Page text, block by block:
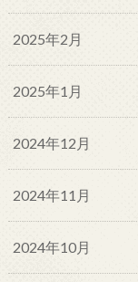
2025年2月
2025年1月
2024年12月
2024年11月
2024年10月